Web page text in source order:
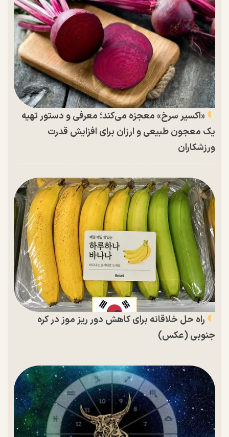
«اکسیر سرخ» معجزه می‌کند؛ معرفی و دستور تهیه
یک معجون طبیعی و ارزان برای افزایش قدرت
ورزشکاران
راه حل خلاقانه برای کاهش دور ریز موز در کره
جنوبی (عکس)